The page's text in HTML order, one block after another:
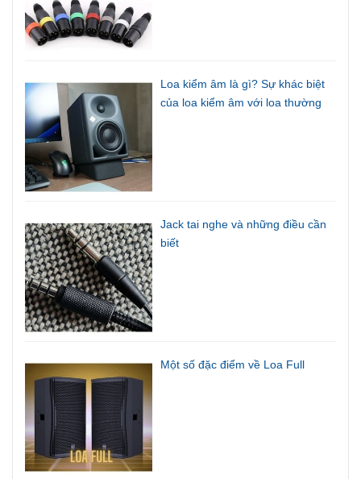
Loa kiểm âm là gì? Sự khác biệt
của loa kiểm âm với loa thường
Jack tai nghe và những điều cần
biết
Một số đặc điểm về Loa Full